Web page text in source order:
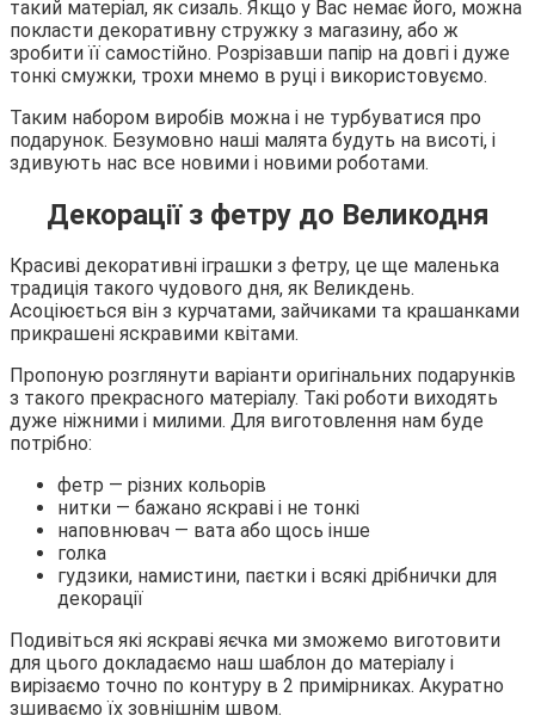
такий матеріал, як сизаль. Якщо у Вас немає його, можна
покласти декоративну стружку з магазину, або ж
зробити її самостійно. Розрізавши папір на довгі і дуже
тонкі смужки, трохи мнемо в руці і використовуємо.
Таким набором виробів можна і не турбуватися про
подарунок. Безумовно наші малята будуть на висоті, і
здивують нас все новими і новими роботами.
Декорації з фетру до Великодня
Красиві декоративні іграшки з фетру, це ще маленька
традиція такого чудового дня, як Великдень.
Асоціюється він з курчатами, зайчиками та крашанками
прикрашені яскравими квітами.
Пропоную розглянути варіанти оригінальних подарунків
з такого прекрасного матеріалу. Такі роботи виходять
дуже ніжними і милими. Для виготовлення нам буде
потрібно:
фетр — різних кольорів
нитки — бажано яскраві і не тонкі
наповнювач — вата або щось інше
голка
гудзики, намистини, паєтки і всякі дрібнички для
декорації
Подивіться які яскраві яєчка ми зможемо виготовити
для цього докладаємо наш шаблон до матеріалу і
вирізаємо точно по контуру в 2 примірниках. Акуратно
зшиваємо їх зовнішнім швом.